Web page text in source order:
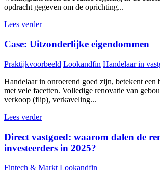
opdracht gegeven om de oprichting...
Lees verder
Case: Uitzonderlijke eigendommen
Praktijkvoorbeeld Lookandfin Handelaar in
Handelaar in onroerend goed zijn, betekent een
met vele facetten. Volledige renovatie van
verkoop (flip), verkaveling...
Lees verder
Direct vastgoed: waarom dalen de
investeerders in 2025?
Fintech & Markt Lookandfin